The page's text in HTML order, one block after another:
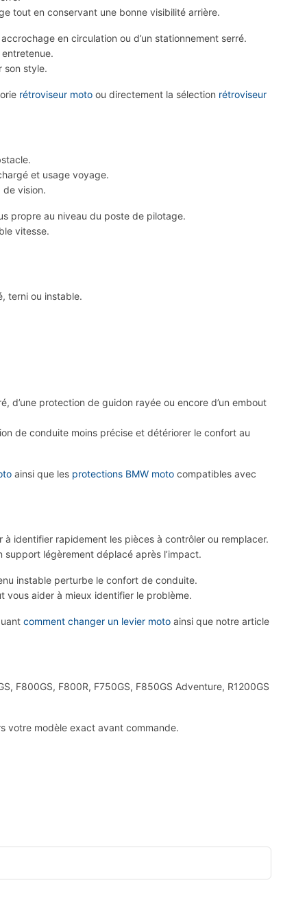
tout en conservant une bonne visibilité arrière.
en circulation ou d’un stationnement serré.
son style.
rétroviseur moto ou directement la sélection rétroviseur
et usage voyage.
vision.
propre au niveau du poste de pilotage.
vitesse.
terni ou instable.
d’une protection de guidon rayée ou encore d’un embout
de conduite moins précise et détériorer le confort au
ainsi que les protections BMW moto compatibles avec
identifier rapidement les pièces à contrôler ou remplacer.
support légèrement déplacé après l’impact.
instable perturbe le confort de conduite.
vous aider à mieux identifier le problème.
comment changer un levier moto ainsi que notre article
F800GS, F800R, F750GS, F850GS Adventure, R1200GS
votre modèle exact avant commande.